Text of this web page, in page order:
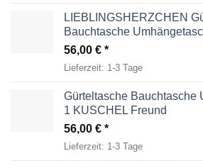
LIEBLINGSHERZCHEN
Bauchtasche
56,00 €
Lieferzeit: 1-3 Tage
Gürteltasche Bauchtasche
1 KUSCHEL Freund
56,00 €
Lieferzeit: 1-3 Tage